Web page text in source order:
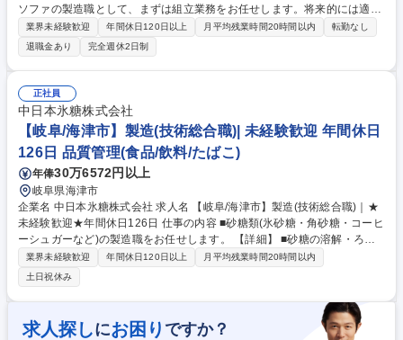
ソファの製造職として、まずは組立業務をお任せします。将来的には適性
や希望に応じ、裁断・縫製工程へのジョブローテーションも可能です。
【詳細】■ソファ等のフレーム構築 ■バネやウレタンの組付け ■布・皮生地
の縫製 ■タッカーや手工具、ハサミ等を使用した加工作業 ■自動裁断機を
用いた生地の裁断 ◎入社後はOJTを通じて工具の使い方から丁寧に指導い
たしますので、未経験の方も歓迎します。 募集職種 岐阜【製造スタッ
フ】高級家具メーカー/組立メイン◎年休121日/残業ほぼなし
業界未経験歓迎 年間休日120日以上 月平均残業時間20時間以内
転勤なし
退職金あり
完全週休2日制
正社員
中日本氷糖株式会社
【岐阜/海津市】製造(技術総合職)| 未経験歓迎 年間休日
126日 品質管理(食品/飲料/たばこ)
年俸30万6572円以上
岐阜県海津市
企業名 中日本氷糖株式会社 求人名 【岐阜/海津市】製造(技術総合職)｜★
未経験歓迎★年間休日126日 仕事の内容 ■砂糖類(氷砂糖・角砂糖・コーヒ
ーシュガーなど)の製造職をお任せします。 【詳細】 ■砂糖の溶解・ろ過
作業■製造機器の操作■検査/包装/出荷業務など ・１つの担当機器・工程ご
とに5～20名程度のチームで作業を行います。 ・初めての方でも先輩社員
に教えもらいながら業務を進めていただきますので、安心して業務を身に
着けることが可能となります！ 募集職種 【岐阜/海津市】製造(技術総合
職)｜★未経験歓迎★年間休日126日
業界未経験歓迎 年間休日120日以上
月平均残業時間20時間以内
土日祝休み
求人探しにお困り ですか？